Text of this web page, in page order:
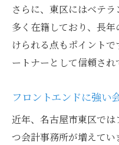
さらに、東区にはベテ
多く在籍しており、長
けられる点もポイント
ートナーとして信頼され
フロントエンドに強い
近年、名古屋市東区で
つ会計事務所が増えて